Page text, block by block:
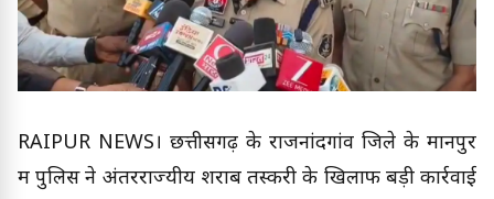
RAIPUR NEWS। छत्तीसगढ़ के राजनांदगांव जिले के मानपुर
में पुलिस ने अंतरराज्यीय शराब तस्करी के खिलाफ बड़ी कार्रवाई